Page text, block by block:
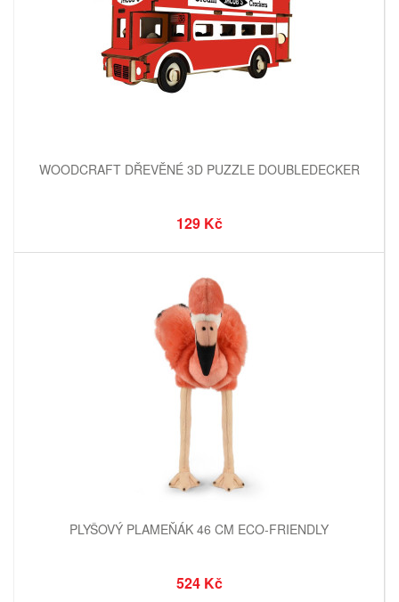
WOODCRAFT DŘEVĚNÉ 3D PUZZLE DOUBLEDECKER
129 Kč
PLYŠOVÝ PLAMEŇÁK 46 CM ECO-FRIENDLY
524 Kč